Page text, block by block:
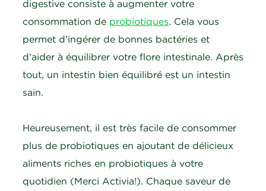
digestive consiste à augmenter votre
consommation de probiotiques. Cela vous
permet d’ingérer de bonnes bactéries et
d’aider à équilibrer votre flore intestinale. Après
tout, un intestin bien équilibré est un intestin
sain.
Heureusement, il est très facile de consommer
plus de probiotiques en ajoutant de délicieux
aliments riches en probiotiques à votre
quotidien (Merci Activia!). Chaque saveur de